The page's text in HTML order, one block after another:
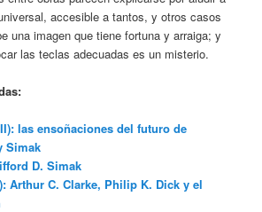
accesible a tantos, y otros casos
una imagen que tiene fortuna y arraiga; y
las teclas adecuadas es un misterio.
las ensoñaciones del futuro de
Simak
D. Simak
Arthur C. Clarke, Philip K. Dick y el